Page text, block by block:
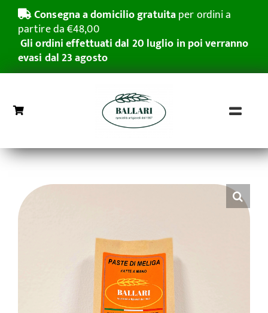
Salta
contenuto
Consegna a domicilio gratuitaper ordini a
partire da €48,00
Gli ordini effettuati dal 20 luglio in poi verranno
evasi dal 23 agosto
Toggle
Home
Pasticceria Secca
Grande distribuzione